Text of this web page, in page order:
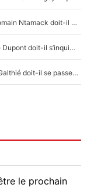
XV de France - Matthieu Jalibert a tout changé : Romain Ntamack doit-il s’inquiéter pour sa place à un an de la Coupe du monde ?
«Le XV de France est meilleur avec Lucu» : Antoine Dupont doit-il s’inquiéter pour sa place ?
Le XV de France a trouvé son remplaçant : Fabien Galthié doit-il se passer d'Antoine Dupont ?
le prochain